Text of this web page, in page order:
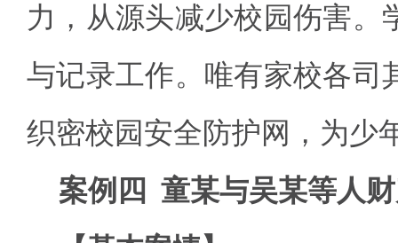
力，从源头减少校园伤害。
与记录工作。唯有家校各司
织密校园安全防护网，为少
案例四 童某与吴某等人